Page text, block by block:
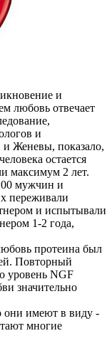
и
любовь отвечает
и
Женевы, показало,
остается
максимум 2 лет.
мужчин и
переживали
и испытывали
1-2 года,
протеина был
Повторный
уровень NGF
значительно
они имеют в виду -
многие